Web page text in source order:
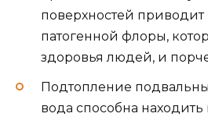
поверхностей приводит
патогенной флоры,
здоровья людей, и
Подтопление
вода способна находить